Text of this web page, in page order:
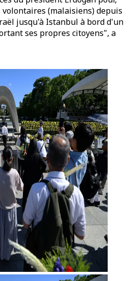
(malaisiens) depuis
jusqu'à Istanbul à bord d'un
ses propres citoyens", a